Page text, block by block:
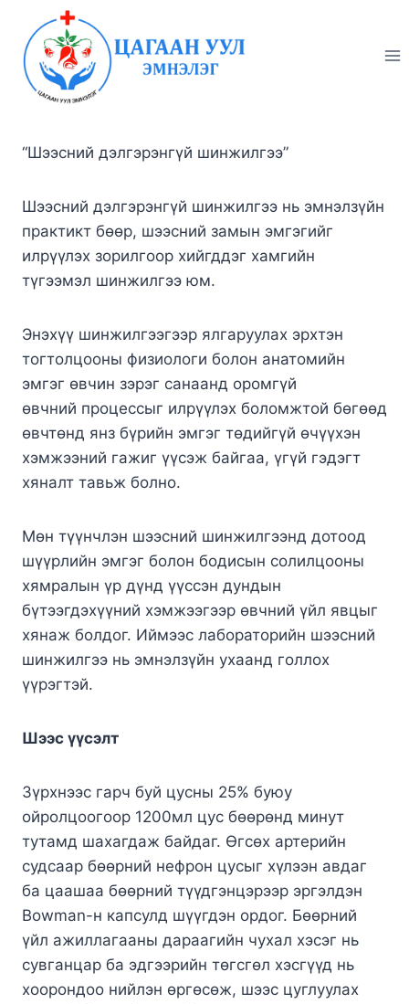
content
“Шээсний дэлгэрэнгүй шинжилгээ”
Шээсний дэлгэрэнгүй шинжилгээ нь эмнэлзүйн
практикт бөөр, шээсний замын эмгэгийг
илрүүлэх зорилгоор хийгддэг хамгийн
түгээмэл шинжилгээ юм.
Энэхүү шинжилгээгээр ялгаруулах эрхтэн
тогтолцооны физиологи болон анатомийн
эмгэг өвчин зэрэг санаанд оромгүй
өвчний процессыг илрүүлэх боломжтой бөгөөд
өвчтөнд янз бүрийн эмгэг төдийгүй өчүүхэн
хэмжээний гажиг үүсэж байгаа, үгүй гэдэгт
хяналт тавьж болно.
Мөн түүнчлэн шээсний шинжилгээнд дотоод
шүүрлийн эмгэг болон бодисын солилцооны
хямралын үр дүнд үүссэн дундын
бүтээгдэхүүний хэмжээгээр өвчний үйл явцыг
хянаж болдог. Иймээс лабораторийн шээсний
шинжилгээ нь эмнэлзүйн ухаанд голлох
үүрэгтэй.
Шээс үүсэлт
Зүрхнээс гарч буй цусны 25% буюу
ойролцоогоор 1200мл цус бөөрөнд минут
тутамд шахагдаж байдаг. Өгсөх артерийн
судсаар бөөрний нефрон цусыг хүлээн авдаг
ба цаашаа бөөрний түүдгэнцэрээр эргэлдэн
Bowman-н капсулд шүүгдэн ордог. Бөөрний
үйл ажиллагааны дараагийн чухал хэсэг нь
сувганцар ба эдгээрийн төгсгөл хэсгүүд нь
хоорондоо нийлэн өргөсөж, шээс цуглуулах